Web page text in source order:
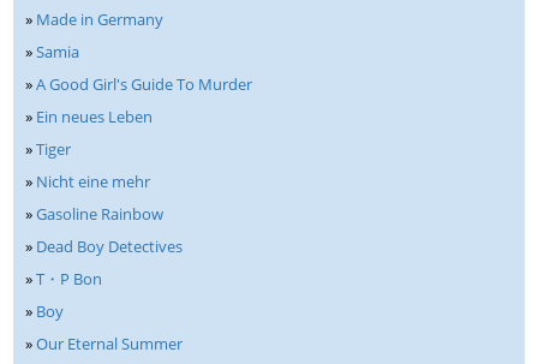
» Made in Germany
»Samia
»A Good Girl's Guide To Murder
» Ein neues Leben
»Tiger
» Nicht eine mehr
»Gasoline Rainbow
» Dead Boy Detectives
»T・P Bon
» Boy
»Our Eternal Summer